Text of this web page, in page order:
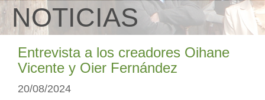
NOTICIAS
Entrevista a los creadores Oihane
Vicente y Oier Fernández
20/08/2024